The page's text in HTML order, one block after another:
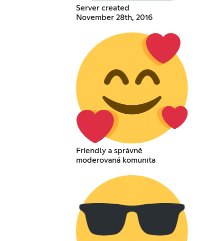
Server created
November 28th, 2016
Friendly a správně
moderovaná komunita